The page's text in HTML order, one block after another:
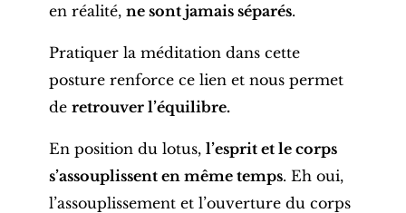
en réalité, ne sont jamais séparés.
Pratiquer la méditation dans cette
posturerenforce ce lien et nous permet
de retrouver l’équilibre.
En position du lotus, l’esprit et le corps
s’assouplissent en même temps. Eh oui,
l’assouplissement et l’ouverture du corps